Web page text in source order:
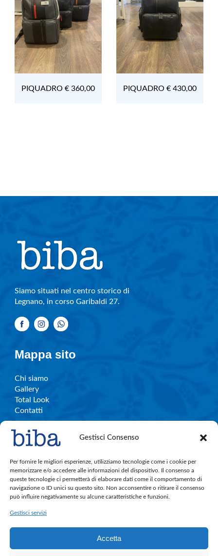
Gestisci Consenso
Per fornire le migliori esperienze, utilizziamo tecnologie come i cookie per
memorizzare e/o accedere alle informazioni del dispositivo. Il consenso a
queste tecnologie ci permetterà di elaborare dati come il comportamento di
navigazione o ID unici su questo sito. Non acconsentire o ritirare il consenso
può influire negativamente su alcune caratteristiche e funzioni.
Gestisci servizi
Accetta
PIQUADRO € 360,00 PIQUADRO € 430,00
Siamo situati nel centro storico di
Legnano, in corso Garibaldi 27.
Mappa sito
Chi siamo
Gallery
Total Look
Contatti
Info e contatti
C.So Garibaldi, 27 – Legnano
bibalegnano.info@gmail.com
Cell. 380.891.4004